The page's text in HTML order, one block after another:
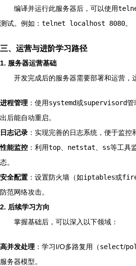
编译并运行此服务器后，可以使用
测试。例如： telnet localhost 8080。
三、运营与进阶学习路径
1. 服务器运营基础
开发完成后的服务器需要部署和运营，
进程管理 ：使用systemd或supervisord管
出后能自动重启。
日志记录 ：实现完善的日志系统，便于监控
性能监控 ：利用top netstat ss等工具
态。
安全配置 ：设置防火墙（如iptables或
防范网络攻击。
2. 后续学习方向
掌握基础后，可以深入以下领域：
高并发处理 ：学习I/O多路复用（select/
服务器模型。